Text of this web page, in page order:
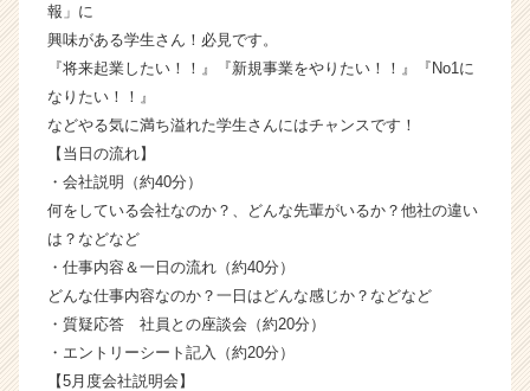
イ
ン】
ン
ー・
長
企
業
ら
報」に
興味がある学生さん！必見です。
『将来起業したい！！』『新規事業をやりたい！！』『No1に
なりたい！！』
などやる気に満ち溢れた学生さんにはチャンスです！
【当日の流れ】
・会社説明（約40分）
何をしている会社なのか？、どんな先輩がいるか？他社の違い
は？などなど
・仕事内容＆一日の流れ（約40分）
どんな仕事内容なのか？一日はどんな感じか？などなど
・質疑応答 社員との座談会（約20分）
・エントリーシート記入（約20分）
【5月度会社説明会】